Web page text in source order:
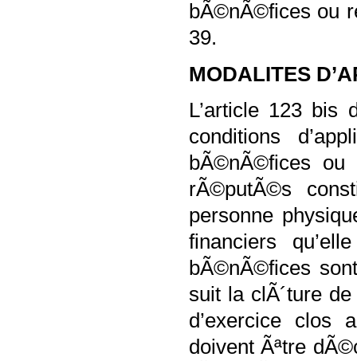
bÃ©nÃ©fices ou
39.
MODALITES
L’article 123 bis
conditions
bÃ©nÃ©fices ou
rÃ©putÃ©s
personne
financiers
bÃ©nÃ©fices
suit la clÃ´ture
d’exercice clos
doivent Ãªtre